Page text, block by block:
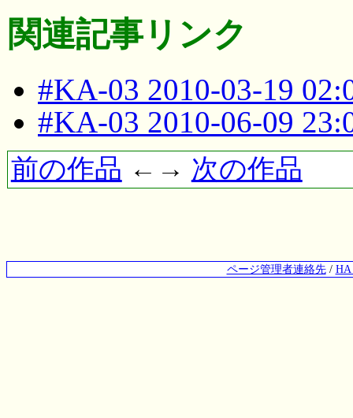
関連記事リンク
#KA-03 2010-03-19
#KA-03 2010-06-09
前の作品 ←→ 次の作品
ページ管理者連絡先/ HA